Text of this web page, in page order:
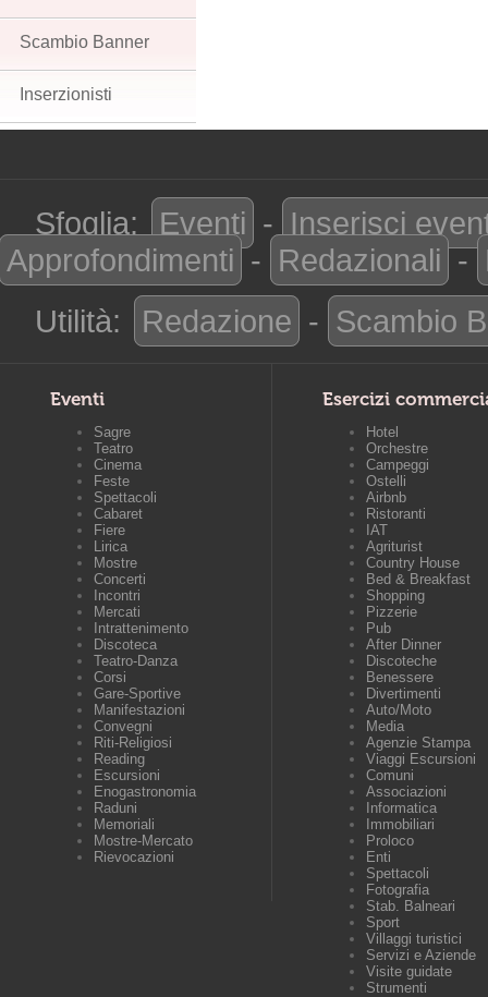
Scambio Banner
Inserzionisti
Sfoglia: Eventi - Inserisci
Approfondimenti - Redazionali -
Utilità:
Redazione - Scambio
Eventi
Sagre
Teatro
Cinema
Feste
Spettacoli
Cabaret
Fiere
Lirica
Mostre
Concerti
Incontri
Mercati
Intrattenimento
Discoteca
Teatro-Danza
Corsi
Gare-Sportive
Manifestazioni
Convegni
Riti-Religiosi
Reading
Escursioni
Enogastronomia
Raduni
Memoriali
Mostre-Mercato
Rievocazioni
Esercizi
Hotel
Orchestre
Campeggi
Ostelli
Airbnb
Ristoranti
IAT
Agriturist
Country House
Bed & Breakfast
Shopping
Pizzerie
Pub
After Dinner
Discoteche
Benessere
Divertimenti
Auto/Moto
Media
Agenzie Stampa
Viaggi Escursioni
Comuni
Associazioni
Informatica
Immobiliari
Proloco
Enti
Spettacoli
Fotografia
Stab. Balneari
Sport
Villaggi turistici
Servizi e Aziende
Visite guidate
Strumenti